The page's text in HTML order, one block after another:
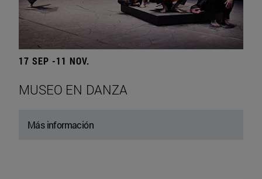
17 SEP -11 NOV.
MUSEO EN DANZA
Más información